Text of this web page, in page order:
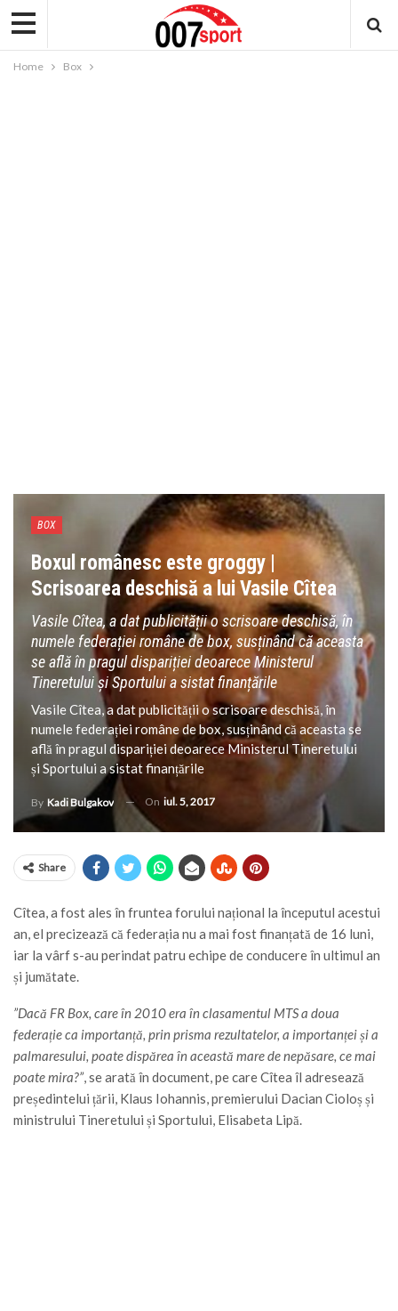
Home Box
BOX
Boxul românesc este groggy |
Scrisoarea deschisă a lui Vasile Cîtea
Vasile Cîtea, a dat publicității o scrisoare deschisă, în
numele federației române de box, susținând că aceasta
se află în pragul dispariției deoarece Ministerul
Tineretului și Sportului a sistat finanțările
Vasile Cîtea, a dat publicității o scrisoare deschisă, în
numele federației române de box, susținând că aceasta se
află în pragul dispariției deoarece Ministerul Tineretului
și Sportului a sistat finanțările
By Kadi Bulgakov On iul. 5, 2017
Share
Cîtea, a fost ales în fruntea forului național la începutul acestui
an, el precizează că federația nu a mai fost finanțată de 16 luni,
iar la vârf s-au perindat patru echipe de conducere în ultimul an
și jumătate.
”Dacă FR Box, care în 2010 era în clasamentul MTS a doua
federație ca importanță, prin prisma rezultatelor, a importanței și a
palmaresului, poate dispărea în această mare de nepăsare, ce mai
poate mira?”, se arată în document, pe care Cîtea îl adresează
președintelui țării, Klaus Iohannis, premierului Dacian Cioloș și
ministrului Tineretului și Sportului, Elisabeta Lipă.